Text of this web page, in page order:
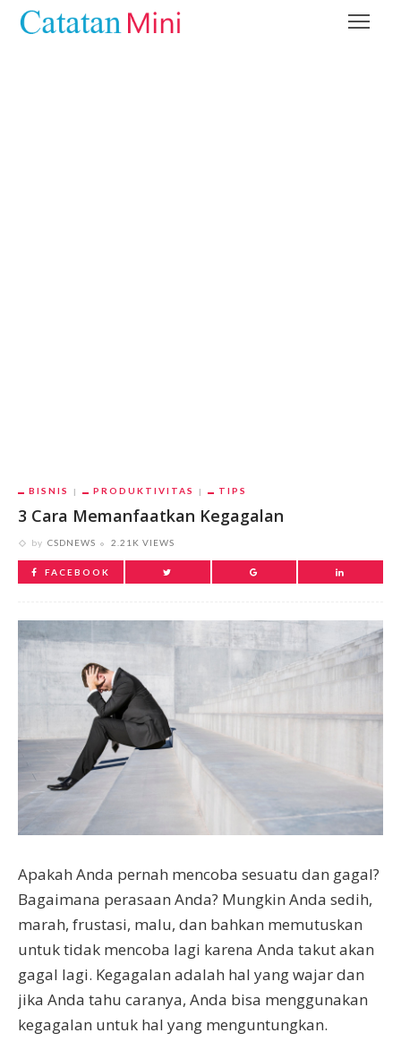
BISNIS PRODUKTIVITAS TIPS
3 Cara Memanfaatkan Kegagalan
by CSDNEWS 2.21K VIEWS
FACEBOOK
Apakah Anda pernah mencoba sesuatu dan gagal?
Bagaimana perasaan Anda? Mungkin Anda sedih,
marah, frustasi, malu, dan bahkan memutuskan
untuk tidak mencoba lagi karena Anda takut akan
gagal lagi. Kegagalan adalah hal yang wajar dan
jika Anda tahu caranya, Anda bisa menggunakan
kegagalan untuk hal yang menguntungkan.